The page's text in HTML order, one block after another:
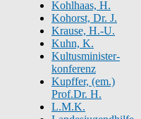
Kohlhaas, H.
Kohorst, Dr. J.
Krause, H.-U.
Kuhn, K.
Kultusminister-
konferenz
Kupffer, (em.)
Prof.Dr. H.
L.M.K.